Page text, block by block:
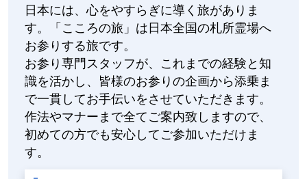
日本には、心をやすらぎに導く旅がありま
す。「こころの旅」は日本全国の札所霊場へ
お参りする旅です。
お参り専門スタッフが、これまでの経験と知
識を活かし、皆様のお参りの企画から添乗ま
で一貫してお手伝いをさせていただきます。
作法やマナーまで全てご案内致しますので、
初めての方でも安心してご参加いただけま
す。